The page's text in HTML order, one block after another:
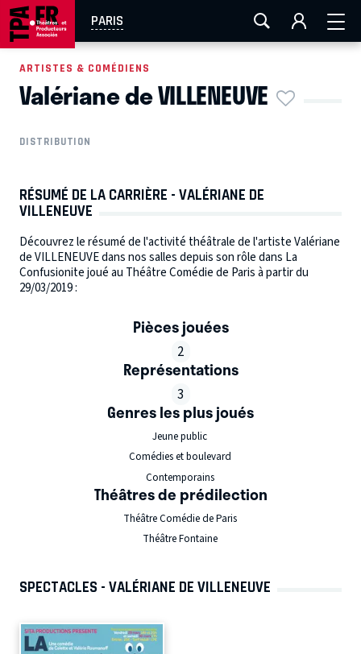
PARIS
AIX-MARSEILLE LA ROCHELLE
EN TOURNÉE
ARTISTES & COMÉDIENS
Valériane de VILLENEUVE
DISTRIBUTION
RÉSUMÉ DE LA CARRIÈRE - VALÉRIANE DE
VILLENEUVE
Découvrez le résumé de l'activité théâtrale de l'artiste Valériane
de VILLENEUVE dans nos salles depuis son rôle dans La
Confusionite joué au Théâtre Comédie de Paris à partir du
29/03/2019 :
Pièces jouées
2
Représentations
3
Genres les plus joués
Jeune public
Comédies et boulevard
Contemporains
Théâtres de prédilection
Théâtre Comédie de Paris
Théâtre Fontaine
SPECTACLES - VALÉRIANE DE VILLENEUVE